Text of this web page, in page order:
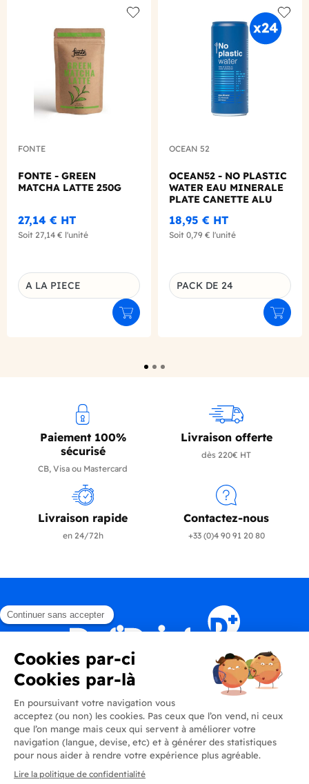
FONTE
FONTE - GREEN
MATCHA LATTE 250G
27,14 € HT
Soit 27,14 € l'unité
Déclinaison du produit
A LA PIECE
Ajouter au panier
Add
OCEAN 52
OCEAN52 - NO PLASTIC
WATER EAU MINERALE
PLATE CANETTE ALU
18,95 € HT
Soit 0,79 € l'unité
Déclinaison du produit
PACK DE 24
Paiement 100%
sécurisé
CB, Visa ou Mastercard
Livraison offerte
dès 220€ HT
Livraison rapide
en 24/72h
Contactez-nous
+33 (0)4 90 91 20 80
Produits